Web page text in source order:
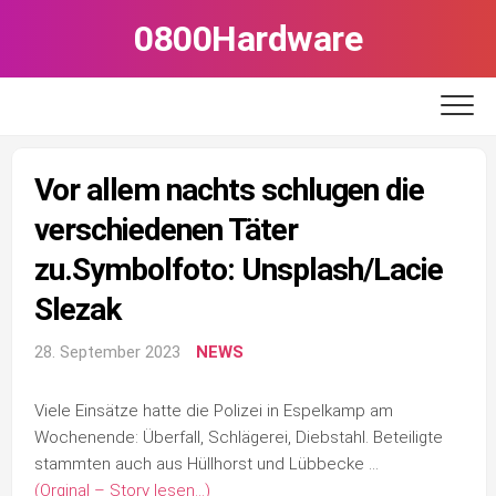
0800Hardware
Vor allem nachts schlugen die
verschiedenen Täter
zu.Symbolfoto: Unsplash/Lacie
Slezak
28. September 2023 NEWS
Viele Einsätze hatte die Polizei in Espelkamp am
Wochenende: Überfall, Schlägerei, Diebstahl. Beteiligte
stammten auch aus Hüllhorst und Lübbecke …
(Orginal – Story lesen…)